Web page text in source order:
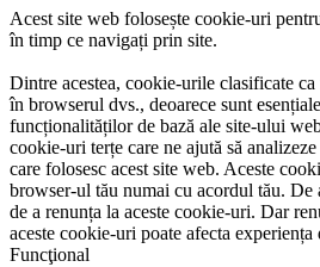
Acest site web folosește cookie-uri
în timp ce navigați prin site.
Dintre acestea, cookie-urile clasificate
în browserul dvs., deoarece sunt
funcționalităților de bază ale site-ului
cookie-uri terțe care ne ajută să
care folosesc acest site web. Aceste
browser-ul tău numai cu acordul tău. De
de a renunța la aceste cookie-uri. Dar
aceste cookie-uri poate afecta experiența
Funcţional